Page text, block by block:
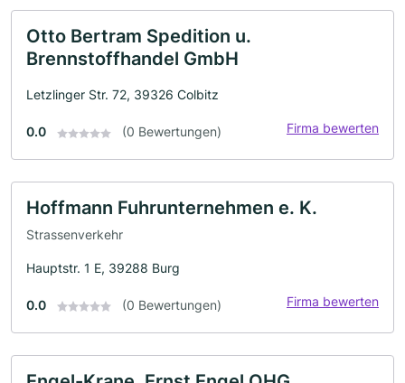
Otto Bertram Spedition u.
Brennstoffhandel GmbH
Letzlinger Str. 72, 39326 Colbitz
0.0 (0 Bewertungen) Firma bewerten
Hoffmann Fuhrunternehmen e. K.
Strassenverkehr
Hauptstr. 1 E, 39288 Burg
0.0 (0 Bewertungen) Firma bewerten